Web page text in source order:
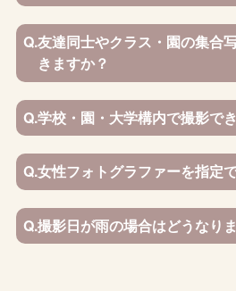
Q.友達同士やクラス・園の集合
きますか？
Q.学校・園・大学構内で撮影で
Q.女性フォトグラファーを指定
Q.撮影日が雨の場合はどうなり